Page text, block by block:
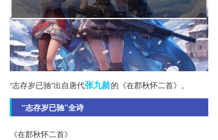
“志存岁已驰”出自唐代张九龄的《在郡秋怀二首》。
“志存岁已驰”全诗
《在郡秋怀二首》